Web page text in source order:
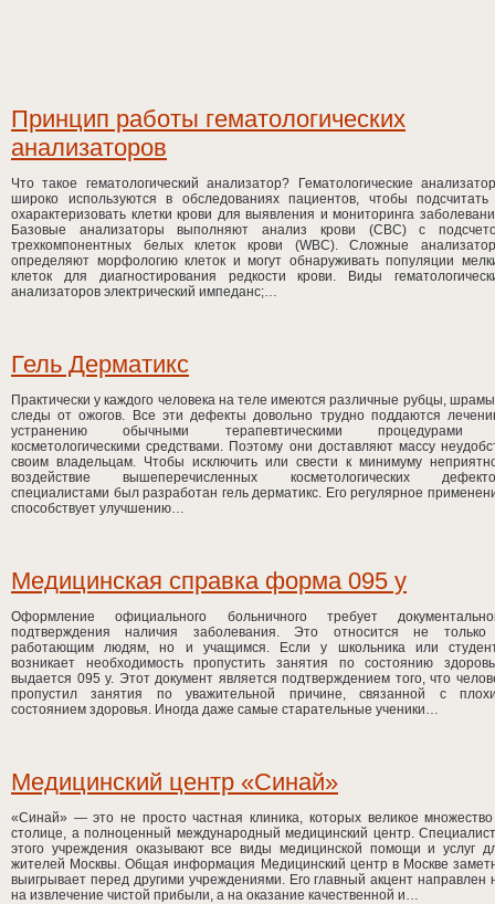
Принцип работы гематологических
анализаторов
Что такое гематологический анализатор? Гематологические
широко используются в обследованиях пациентов, чтобы
охарактеризовать клетки крови для выявления и мониторинга
Базовые анализаторы выполняют анализ крови (CBC) с
трехкомпонентных белых клеток крови (WBC). Сложные
определяют морфологию клеток и могут обнаруживать популяции
клеток для диагностирования редкости крови. Виды
анализаторов электрический импеданс;…
Гель Дерматикс
Практически у каждого человека на теле имеются различные рубцы,
следы от ожогов. Все эти дефекты довольно трудно поддаются
устранению обычными терапевтическими процедурами
косметологическими средствами. Поэтому они доставляют массу
своим владельцам. Чтобы исключить или свести к минимуму
воздействие вышеперечисленных косметологических
специалистами был разработан гель дерматикс. Его регулярное
способствует улучшению…
Медицинская справка форма 095 у
Оформление официального больничного требует
подтверждения наличия заболевания. Это относится не
работающим людям, но и учащимся. Если у школьника или
возникает необходимость пропустить занятия по состоянию
выдается 095 у. Этот документ является подтверждением того, что
пропустил занятия по уважительной причине, связанной с
состоянием здоровья. Иногда даже самые старательные ученики…
Медицинский центр «Синай»
«Синай» — это не просто частная клиника, которых великое
столице, а полноценный международный медицинский центр.
этого учреждения оказывают все виды медицинской помощи и услуг
жителей Москвы. Общая информация Медицинский центр в Москве
выигрывает перед другими учреждениями. Его главный акцент направлен
на извлечение чистой прибыли, а на оказание качественной и…